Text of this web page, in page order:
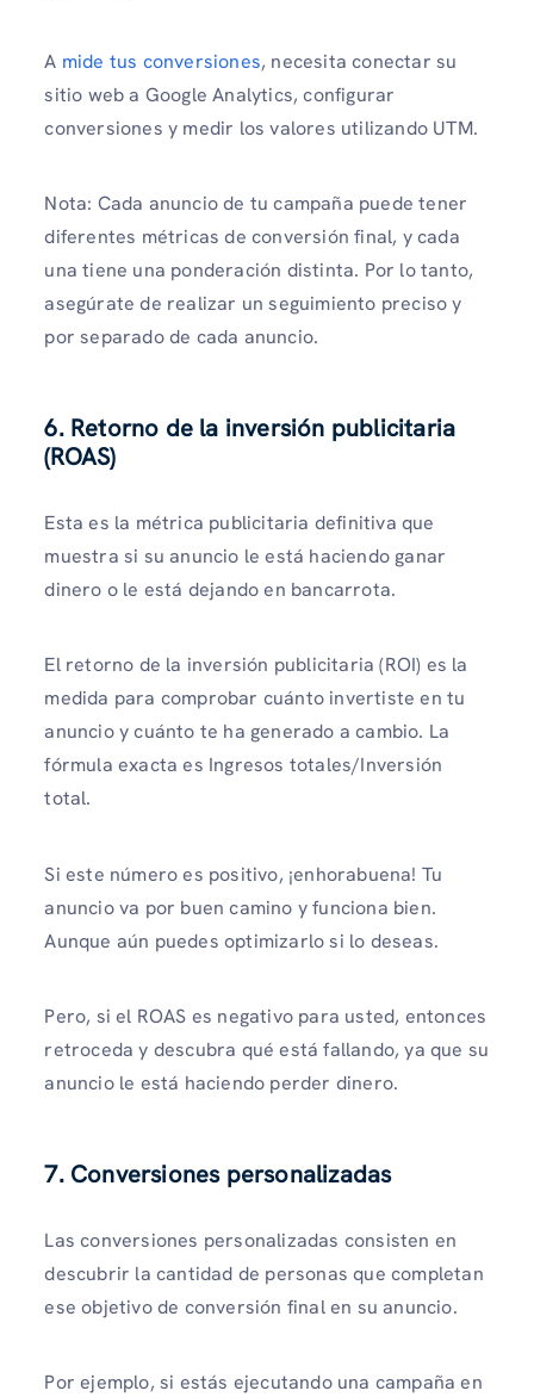
A mide tus conversiones, necesita conectar su
sitio web a Google Analytics, configurar
conversiones y medir los valores utilizando UTM.
Nota: Cada anuncio de tu campaña puede tener
diferentes métricas de conversión final, y cada
una tiene una ponderación distinta. Por lo tanto,
asegúrate de realizar un seguimiento preciso y
por separado de cada anuncio.
6. Retorno de la inversión publicitaria
(ROAS)
Esta es la métrica publicitaria definitiva que
muestra si su anuncio le está haciendo ganar
dinero o le está dejando en bancarrota.
El retorno de la inversión publicitaria (ROI) es la
medida para comprobar cuánto invertiste en tu
anuncio y cuánto te ha generado a cambio. La
fórmula exacta es Ingresos totales/Inversión
total.
Si este número es positivo, ¡enhorabuena! Tu
anuncio va por buen camino y funciona bien.
Aunque aún puedes optimizarlo si lo deseas.
Pero, si el ROAS es negativo para usted, entonces
retroceda y descubra qué está fallando, ya que su
anuncio le está haciendo perder dinero.
7. Conversiones personalizadas
Las conversiones personalizadas consisten en
descubrir la cantidad de personas que completan
ese objetivo de conversión final en su anuncio.
Por ejemplo, si estás ejecutando una campaña en